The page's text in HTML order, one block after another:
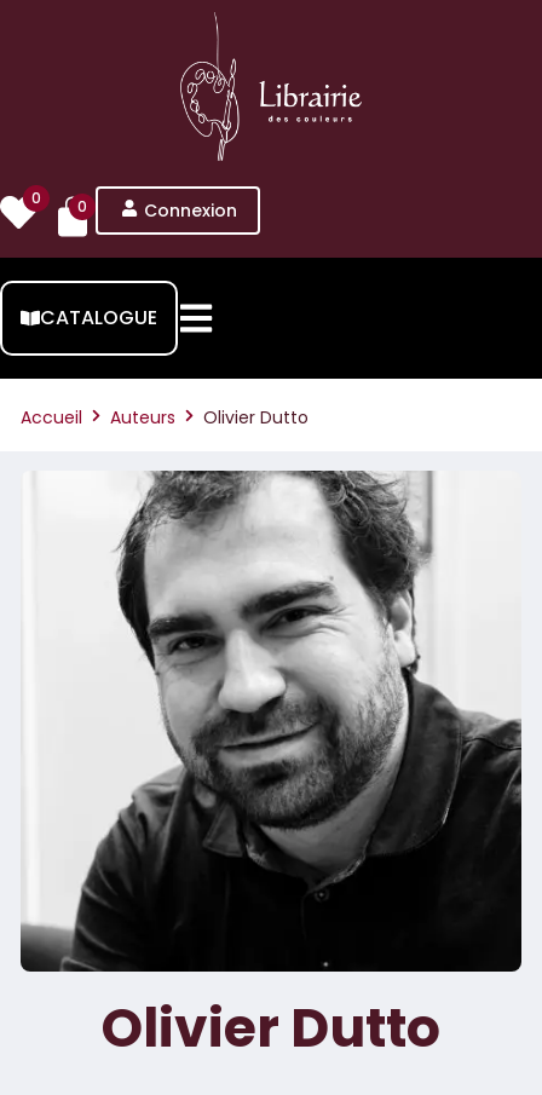
0 0 Connexion
CATALOGUE
Accueil Auteurs Olivier Dutto
Olivier Dutto